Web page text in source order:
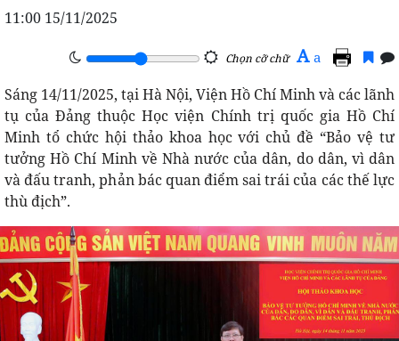
11:00 15/11/2025
Chọn cỡ chữ A a
Sáng 14/11/2025, tại Hà Nội, Viện Hồ Chí Minh và các lãnh
tụ của Đảng thuộc Học viện Chính trị quốc gia Hồ Chí
Minh tổ chức hội thảo khoa học với chủ đề “Bảo vệ tư
tưởng Hồ Chí Minh về Nhà nước của dân, do dân, vì dân
và đấu tranh, phản bác quan điểm sai trái của các thế lực
thù địch”.